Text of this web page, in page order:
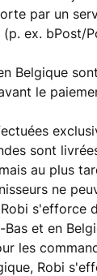
par un
ex. bPost/
Belgique
le
sont
au plus
ne
s'efforce
et en
les
Robi